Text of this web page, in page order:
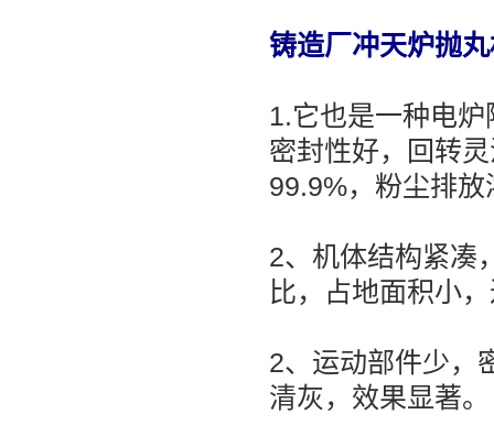
铸造厂冲天炉抛
1.它也是一种电
密封性好，回转
99.9%，粉尘排
2、机体结构紧凑
比，占地面积小
2、运动部件少，
清灰，效果显著。